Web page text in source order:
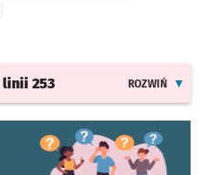
linii 253 ROZWIŃ